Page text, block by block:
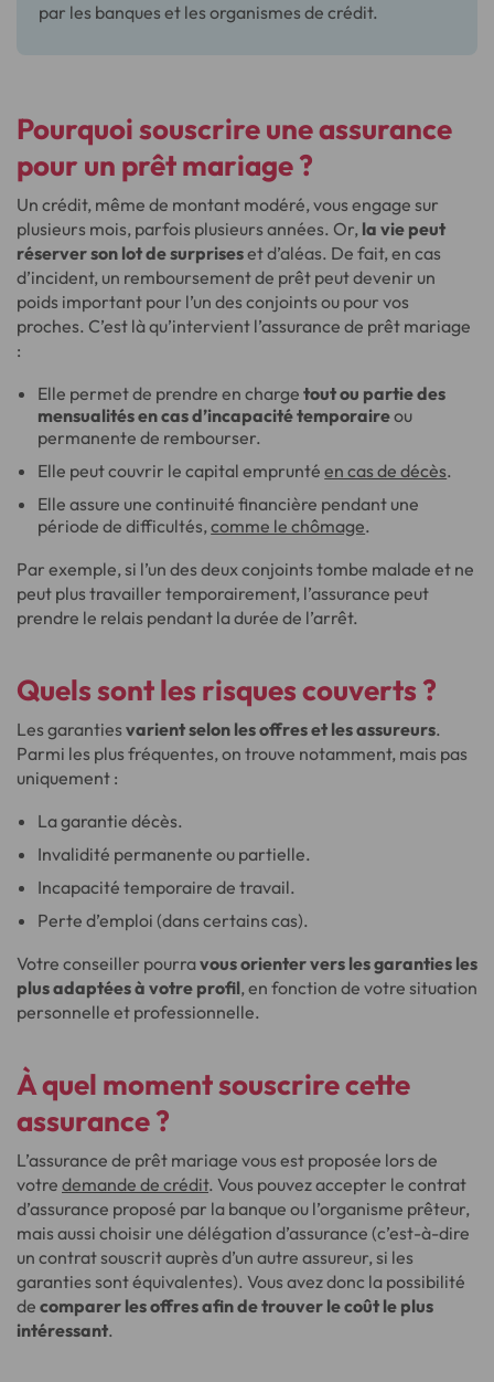
par les banques et les organismes de crédit.
Pourquoi souscrire une assurance
pour un prêt mariage ?
Un crédit, même de montant modéré, vous engage sur
plusieurs mois, parfois plusieurs années. Or, la vie peut
réserver son lot de surpriseset d’aléas. De fait, en cas
d’incident, un remboursement de prêt peut devenir un
poids important pour l’un des conjoints ou pour vos
proches. C’est là qu’intervient l’assurance de prêt mariage
:
Elle permet de prendre en chargetout ou partie des
mensualités en cas d’incapacité temporaireou
permanente de rembourser.
Elle peut couvrir le capital empruntéen cas de décès.
Elle assure une continuité financière pendant une
période de difficultés,comme le chômage.
Par exemple, si l’un des deux conjoints tombe malade et ne
peut plus travailler temporairement, l’assurance peut
prendre le relais pendant la durée de l’arrêt.
Quels sont les risques couverts ?
Les garanties varient selon les offres et les assureurs.
Parmi les plus fréquentes, on trouve notamment, mais pas
uniquement :
La garantie décès.
Invalidité permanente ou partielle.
Incapacité temporaire de travail.
Perte d’emploi (dans certains cas).
Votre conseiller pourravous orienter vers les garanties les
plus adaptées à votre profil, en fonction de votre situation
personnelle et professionnelle.
À quel moment souscrire cette
assurance ?
L’assurance de prêt mariage vous est proposée lors de
votre demande de crédit. Vous pouvez accepter le contrat
d’assurance proposé par la banque ou l’organisme prêteur,
mais aussi choisir une délégation d’assurance (c’est-à-dire
un contrat souscrit auprès d’un autre assureur, si les
garanties sont équivalentes). Vous avez donc la possibilité
de comparer les offres afin de trouver le coût le plus
intéressant.